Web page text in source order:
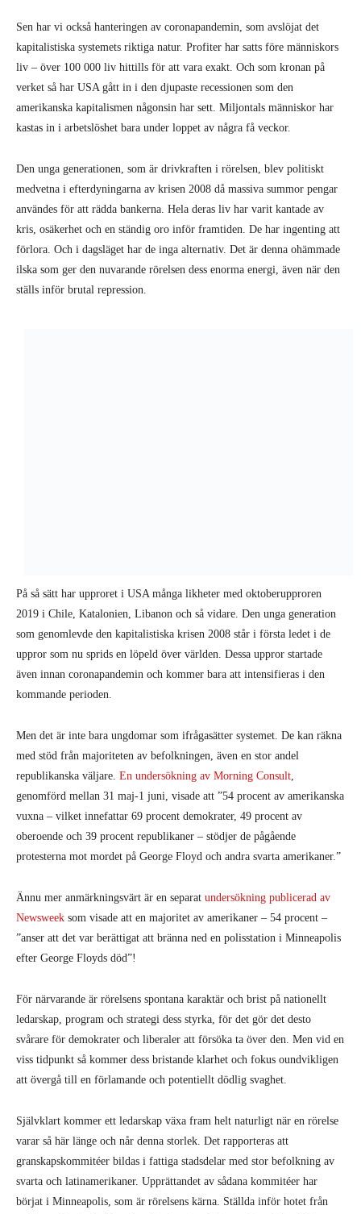
Sen har vi också hanteringen av coronapandemin, som avslöjat det
kapitalistiska systemets riktiga natur. Profiter har satts före människors
liv – över 100 000 liv hittills för att vara exakt. Och som kronan på
verket så har USA gått in i den djupaste recessionen som den
amerikanska kapitalismen någonsin har sett. Miljontals människor har
kastas in i arbetslöshet bara under loppet av några få veckor.
Den unga generationen, som är drivkraften i rörelsen, blev politiskt
medvetna i efterdyningarna av krisen 2008 då massiva summor pengar
användes för att rädda bankerna. Hela deras liv har varit kantade av
kris, osäkerhet och en ständig oro inför framtiden. De har ingenting att
förlora. Och i dagsläget har de inga alternativ. Det är denna ohämmade
ilska som ger den nuvarande rörelsen dess enorma energi, även när den
ställs inför brutal repression.
På så sätt har upproret i USA många likheter med oktoberupproren
2019 i Chile, Katalonien, Libanon och så vidare. Den unga generation
som genomlevde den kapitalistiska krisen 2008 står i första ledet i de
uppror som nu sprids en löpeld över världen. Dessa uppror startade
även innan coronapandemin och kommer bara att intensifieras i den
kommande perioden.
Men det är inte bara ungdomar som ifrågasätter systemet. De kan räkna
med stöd från majoriteten av befolkningen, även en stor andel
republikanska väljare. En undersökning av Morning Consult
genomförd mellan 31 maj-1 juni, visade att ”54 procent av amerikanska
vuxna – vilket innefattar 69 procent demokrater, 49 procent av
oberoende och 39 procent republikaner – stödjer de pågående
protesterna mot mordet på George Floyd och andra svarta amerikaner.”
Ännu mer anmärkningsvärt är en separat undersökning publicerad av
Newsweek som visade att en majoritet av amerikaner – 54 procent –
”anser att det var berättigat att bränna ned en polisstation i Minneapolis
efter George Floyds död”!
För närvarande är rörelsens spontana karaktär och brist på nationellt
ledarskap, program och strategi dess styrka, för det gör det desto
svårare för demokrater och liberaler att försöka ta över den. Men vid en
viss tidpunkt så kommer dess bristande klarhet och fokus oundvikligen
att övergå till en förlamande och potentiellt dödlig svaghet.
Självklart kommer ett ledarskap växa fram helt naturligt när en rörelse
varar så här länge och når denna storlek. Det rapporteras att
granskapskommitéer bildas i fattiga stadsdelar med stor befolkning av
svarta och latinamerikaner. Upprättandet av sådana kommitéer har
börjat i Minneapolis, som är rörelsens kärna. Ställda inför hotet från